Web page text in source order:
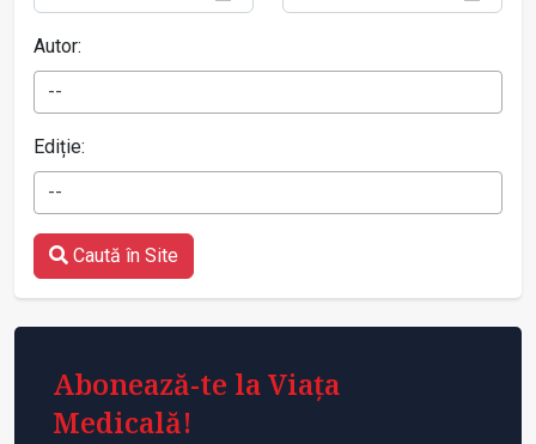
Autor:
--
Ediție:
--
Caută în Site
Abonează-te la Viața
Medicală!